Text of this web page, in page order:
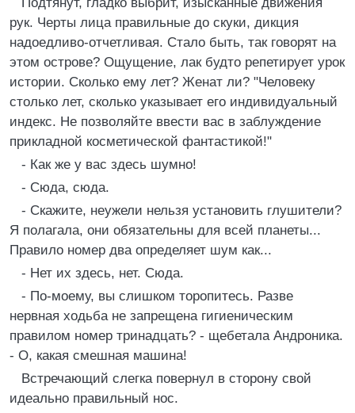
рук. Черты лица правильные до скуки, дикция
надоедливо-отчетливая. Стало быть, так говорят на
этом острове? Ощущение, лак будто репетирует урок
истории. Сколько ему лет? Женат ли? "Человеку
столько лет, сколько указывает его индивидуальный
индекс. Не позволяйте ввести вас в заблуждение
прикладной косметической фантастикой!"
- Как же у вас здесь шумно!
- Сюда, сюда.
- Скажите, неужели нельзя установить глушители?
Я полагала, они обязательны для всей планеты...
Правило номер два определяет шум как...
- Нет их здесь, нет. Сюда.
- По-моему, вы слишком торопитесь. Разве
нервная ходьба не запрещена гигиеническим
правилом номер тринадцать? - щебетала Андроника.
- О, какая смешная машина!
Встречающий слегка повернул в сторону свой
идеально правильный нос.